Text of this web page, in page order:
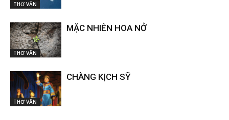
THƠ VĂN
THƠ VĂN
MẶC NHIÊN HOA NỞ
THƠ VĂN
CHÀNG KỊCH SỸ